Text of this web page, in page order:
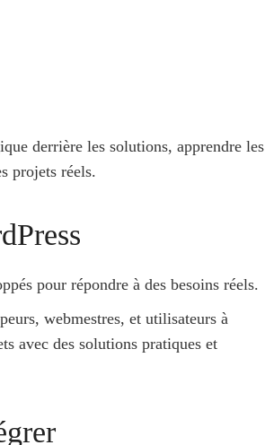
derrière les solutions, apprendre les
projets réels.
pour répondre à des besoins réels.
webmestres, et utilisateurs à
avec des solutions pratiques et